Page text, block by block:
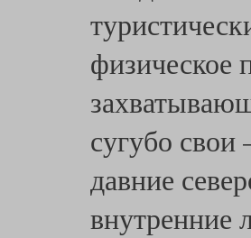
физическое
сугубо
давние
внутренние